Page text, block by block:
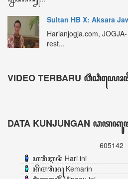
ꦲꦫꦶꦆꦤꦶ Hari ini
ꦏꦼꦩꦫꦶꦤ꧀ Kemarin
ꦩꦶꦁꦒꦸꦆꦤꦶ Minggu ini